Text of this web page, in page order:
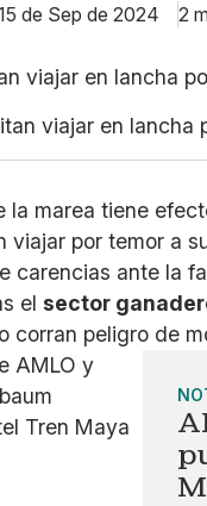
de Sep de 2024 2
viajar en lancha
la marea tiene
viajar por temor a
carencias ante la
el sector
corran peligro de